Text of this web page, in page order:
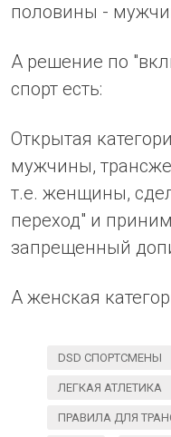
половины -
А решение по
спорт есть:
Открытая
мужчины,
т.е. женщины,
переход" и
запрещенный
А женская
DSD СПОРТСМЕНЫ
ЛЕГКАЯ АТЛЕТИКА
ПРАВИЛА ДЛЯ